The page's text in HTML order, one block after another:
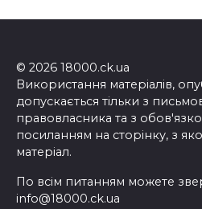
© 2026 18000.ck.ua
Використання матеріалів,
допускається тільки з
правовласника та з
посиланням на сторінку, з
матеріал.
По всім питанням можете
info@18000.ck.ua